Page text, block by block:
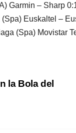
Garmin – Sharp
Euskaltel –
(Spa) Movistar
la Bola del